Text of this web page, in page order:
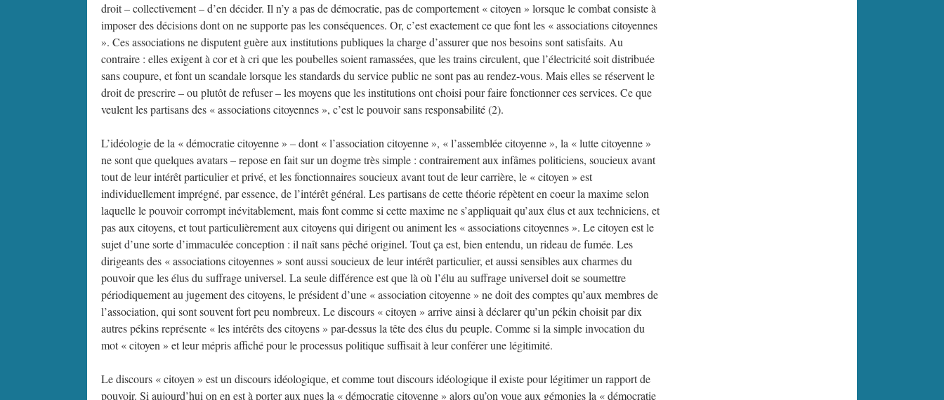
droit – collectivement – d’en décider. Il n’y a pas de démocratie, pas de comportement « citoyen » lorsque le combat consiste à
imposer des décisions dont on ne supporte pas les conséquences. Or, c’est exactement ce que font les « associations citoyennes
». Ces associations ne disputent guère aux institutions publiques la charge d’assurer que nos besoins sont satisfaits. Au
contraire : elles exigent à cor et à cri que les poubelles soient ramassées, que les trains circulent, que l’électricité soit distribuée
sans coupure, et font un scandale lorsque les standards du service public ne sont pas au rendez-vous. Mais elles se réservent le
droit de prescrire – ou plutôt de refuser – les moyens que les institutions ont choisi pour faire fonctionner ces services. Ce que
veulent les partisans des « associations citoyennes », c’est le pouvoir sans responsabilité (2).
L’idéologie de la « démocratie citoyenne » – dont « l’association citoyenne », « l’assemblée citoyenne », la « lutte citoyenne »
ne sont que quelques avatars – repose en fait sur un dogme très simple : contrairement aux infâmes politiciens, soucieux avant
tout de leur intérêt particulier et privé, et les fonctionnaires soucieux avant tout de leur carrière, le « citoyen » est
individuellement imprégné, par essence, de l’intérêt général. Les partisans de cette théorie répètent en coeur la maxime selon
laquelle le pouvoir corrompt inévitablement, mais font comme si cette maxime ne s’appliquait qu’aux élus et aux techniciens, et
pas aux citoyens, et tout particulièrement aux citoyens qui dirigent ou animent les « associations citoyennes ». Le citoyen est le
sujet d’une sorte d’immaculée conception : il naît sans pêché originel. Tout ça est, bien entendu, un rideau de fumée. Les
dirigeants des « associations citoyennes » sont aussi soucieux de leur intérêt particulier, et aussi sensibles aux charmes du
pouvoir que les élus du suffrage universel. La seule différence est que là où l’élu au suffrage universel doit se soumettre
périodiquement au jugement des citoyens, le président d’une « association citoyenne » ne doit des comptes qu’aux membres de
l’association, qui sont souvent fort peu nombreux. Le discours « citoyen » arrive ainsi à déclarer qu’un pékin choisit par dix
autres pékins représente « les intérêts des citoyens » par-dessus la tête des élus du peuple. Comme si la simple invocation du
mot « citoyen » et leur mépris affiché pour le processus politique suffisait à leur conférer une légitimité.
Le discours « citoyen » est un discours idéologique, et comme tout discours idéologique il existe pour légitimer un rapport de
pouvoir. Si aujourd’hui on en est à porter aux nues la « démocratie citoyenne » alors qu’on voue aux gémonies la « démocratie